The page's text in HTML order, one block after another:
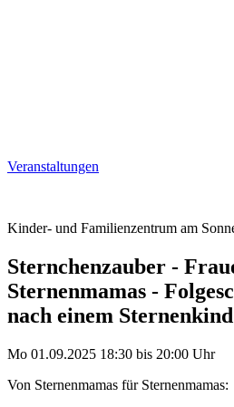
Veranstaltungen
Kinder- und Familienzentrum am
Sternchenzauber -
Sternenmamas -
nach einem Sternenkind
Mo 01.09.2025 18:30 bis 20:00 Uhr
Von Sternenmamas für Sternenmamas: